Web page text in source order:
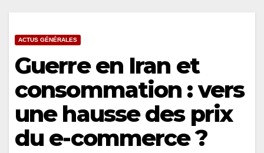
ACTUS GÉNÉRALES
Guerre en Iran et
consommation : vers
une hausse des prix
du e-commerce ?